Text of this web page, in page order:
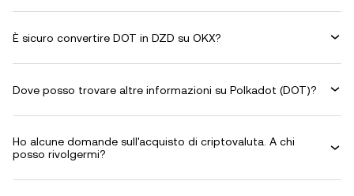
È sicuro convertire DOT in DZD su OKX?
Dove posso trovare altre informazioni su Polkadot (DOT)?
Ho alcune domande sull'acquisto di criptovaluta. A chi
posso rivolgermi?